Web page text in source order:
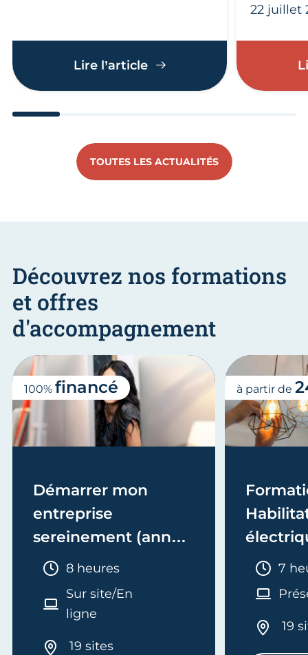
Lire l’articleÉco-défis : artisans et
22 juillet
TOUTES LES ACTUALITÉS
Découvrez nos formations
et offres
d'accompagnement
Démarrer mon
entreprise
sereinement (année
Durée :
8 heures
Sur site/En
ligne
19 sites
100% financé
7
19
à partir de